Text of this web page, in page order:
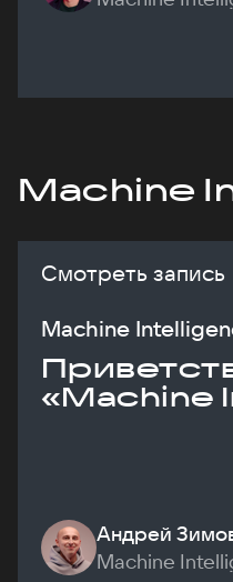
Machine
Смотреть запись
Machine
«Machine
Андрей
Machine